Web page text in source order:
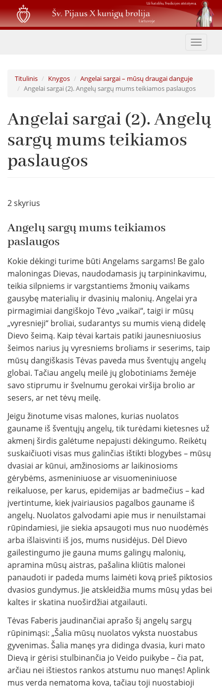
Pereiti
į
pagrindinį
Toggle
Titulinis Knygos
Angelai sargai – mūsų draugai danguje
Angelai sargai (2). Angelų sargų mums teikiamos paslaugos
Angelai sargai (2). Angelų
sargų mums teikiamos
paslaugos
2 skyrius
Angelų sargų mums teikiamos
paslaugos
Kokie dėkingi turime būti Angelams sargams! Be galo
maloningas Dievas, naudodamasis jų tarpininkavimu,
teikia silpniems ir vargstantiems žmonių vaikams
gausybę materialių ir dvasinių malonių. Angelai yra
pirmagimiai dangiškojo Tėvo „vaikai“, taigi ir mūsų
„vyresnieji“ broliai, sudarantys su mumis vieną didelę
Dievo šeimą. Kaip tėvai kartais patiki jaunesniuosius
šeimos narius jų vyresniems broliams ir seserims, taip
mūsų dangiškasis Tėvas paveda mus šventųjų angelų
globai. Tačiau angelų meilė jų globotiniams žemėje
savo stiprumu ir švelnumu gerokai viršija brolio ar
sesers, ar net tėvų meilę.
Jeigu žinotume visas malones, kurias nuolatos
gauname iš šventųjų angelų, tik turėdami kietesnes už
akmenį širdis galėtume nepajusti dėkingumo. Reikėtų
suskaičiuoti visas mus galinčias ištikti blogybes – mūsų
dvasiai ar kūnui, amžinosioms ar laikinosioms
gėrybėms, asmeniniuose ar visuomeniniuose
reikaluose, per karus, epidemijas ar badmečius – kad
įvertintume, kiek įvairiausios pagalbos gauname iš
angelų. Nuolatos galvodami apie mus ir nenuilstamai
rūpindamiesi, jie siekia apsaugoti mus nuo nuodėmės
arba išlaisvinti iš jos, mums nusidėjus. Dėl Dievo
gailestingumo jie gauna mums galingų malonių,
apramina mūsų aistras, pašalina kliūtis malonei
panaudoti ir padeda mums laimėti kovą prieš piktosios
dvasios gundymus. Jie atskleidžia mums mūsų ydas bei
kaltes ir skatina nuoširdžiai atgailauti.
Tėvas Faberis jaudinančiai aprašo šį angelų sargų
rūpinimąsi: „Šalia mūsų nuolatos vyksta nuostabus
gyvenimas. Šalia manęs yra didinga dvasia, kuri mato
Dievą ir gėrisi stulbinančia jo Veido puikybe – čia pat,
arčiau nei ištiestos rankos atstumu nuo manęs! Aplink
mus verda nematoma kova, tačiau toji nuostabioji